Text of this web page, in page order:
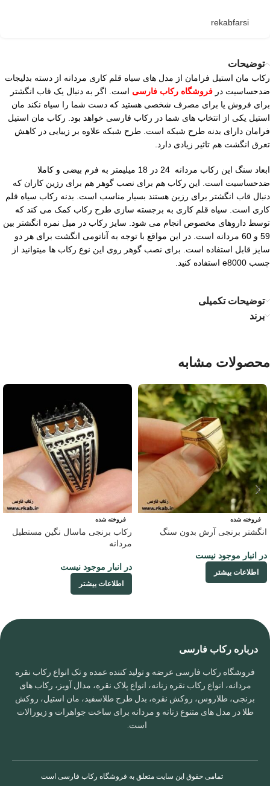
rekabfarsi
توضیحات
رکاب مان استیل فرامان از مدل های سیاه قلم کاری مردانه از دسته بدلیجات
ضدحساسیت در فروشگاه رکاب فارسی است. اگر به دنبال یک قاب انگشتر
برای فروش یا برای مصرف شخصی هستید که دست شما را سیاه نکند مان
استیل یکی از انتخاب های شما در رکاب فارسی خواهد بود. رکاب مان استیل
فرامان دارای بدنه طرح شبکه است. طرح شبکه علاوه بر زیبایی در کاهش
تعرق انگشت هم تاثیر زیادی دارد.
ابعاد سنگ این رکاب مردانه 24 در 18 میلیمتر به فرم بیضی و کاملا
ضدحساسیت است. این رکاب هم برای نصب گوهر هم برای رزین کاران که
دنبال قاب انگشتر برای رزین هستند بسیار مناسب است. بدنه رکاب سیاه قلم
کاری است. سیاه قلم کاری به برجسته سازی طرح رکاب کمک می کند که
توسط داروهای مخصوص انجام می شود. سایز رکاب در میل نمره انگشتر بین
59 و 60 مردانه است. در این مواقع با توجه به آناتومی انگشت برای هر دو
سایز قابل استفاده است. برای نصب گوهر روی این نوع رکاب ها میتوانید از
چسب e8000 استفاده کنید.
توضیحات تکمیلی
برند
محصولات مشابه
فروخته شده
انگشتر برنجی آرش بدون سنگ
در انبار موجود نیست
اطلاعات بیشتر
فروخته شده
رکاب برنجی ماسال نگین مستطیل
مردانه
در انبار موجود نیست
اطلاعات بیشتر
درباره رکاب فارسی
فروشگاه رکاب فارسی عرضه و تولید کننده عمده و تک انواع رکاب نقره
مردانه، انواع رکاب نقره زنانه، انواع پلاک نقره، مدال آویز، رکاب های
برنجی، طلاروس، روکش نقره، بدل طرح طلاسفید، مان استیل، روکش
طلا در مدل های متنوع زنانه و مردانه برای ساخت جواهرات و زیورالات
است.
تمامی حقوق این سایت متعلق به فروشگاه رکاب فارسی است